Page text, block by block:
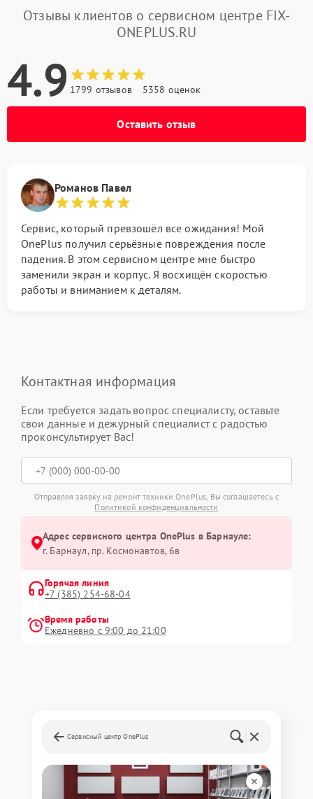
Отзывы клиентов о сервисном центре FIX-
ONEPLUS.RU
4.9 1799 отзывов 5358 оценок
Оставить отзыв
Романов Павел
Сервис, который превзошёл все ожидания! Мой
OnePlus получил серьёзные повреждения после
падения. В этом сервисном центре мне быстро
заменили экран и корпус. Я восхищён скоростью
работы и вниманием к деталям.
Контактная информация
Если требуется задать вопрос специалисту, оставьте
свои данные и дежурный специалист с радостью
проконсультирует Вас!
Отправляя заявку на ремонт техники OnePlus, Вы соглашаетесь с
Политикой конфиденциальности
Адрес сервисного центра OnePlus в Барнауле:
г. Барнаул, ​пр. Космонавтов, 6в
Горячая линия
+7 (385) 254-68-04
Время работы
Ежедневно с 9:00 до 21:00
Сервисный центр OnePlus